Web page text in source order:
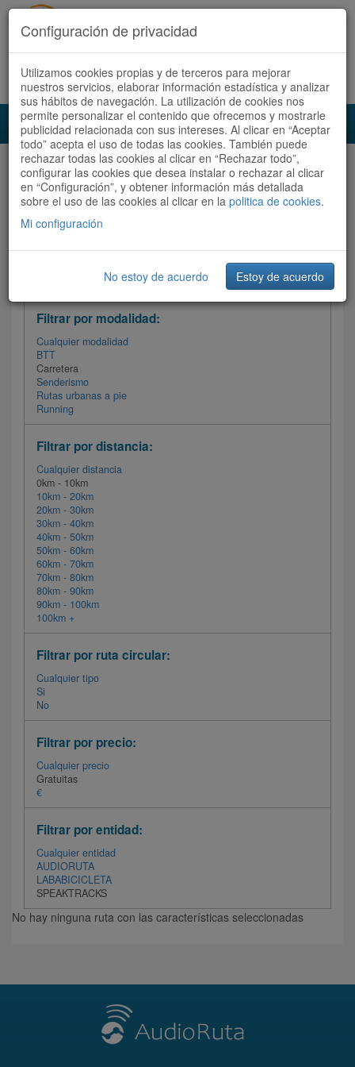
Acceder Registrate ahora Español | Català
Audioruta Todas las rutas
Todas las rutas
Ordenar por: Más recientes /
Filtrar las rutas
Filtrar por modalidad:
Cualquier modalidad
BTT
Carretera
Senderismo
Rutas urbanas a pie
Running
Filtrar por distancia:
Cualquier distancia
0km - 10km
10km - 20km
20km - 30km
30km - 40km
40km - 50km
50km - 60km
60km - 70km
70km - 80km
80km - 90km
90km - 100km
100km +
Filtrar por ruta circular:
Cualquier tipo
Si
No
Filtrar por precio:
Cualquier precio
Gratuitas
€
Filtrar por entidad:
Cualquier entidad
AUDIORUTA
LABABICICLETA
SPEAKTRACKS
No hay ninguna ruta con las características seleccionadas
Configuración de privacidad
Utilizamos cookies propias y de terceros para mejorar
nuestros servicios, elaborar información estadística y analizar
sus hábitos de navegación. La utilización de cookies nos
permite personalizar el contenido que ofrecemos y mostrarle
publicidad relacionada con sus intereses. Al clicar en “Aceptar
todo” acepta el uso de todas las cookies. También puede
rechazar todas las cookies al clicar en “Rechazar todo”,
configurar las cookies que desea instalar o rechazar al clicar
en “Configuración”, y obtener información más detallada
sobre el uso de las cookies al clicar en la politica de cookies.
Mi configuración
No estoy de acuerdo Estoy de acuerdo